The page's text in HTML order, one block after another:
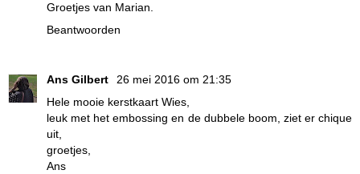
Groetjes van Marian.
Beantwoorden
Ans Gilbert
26 mei 2016 om 21:35
Hele mooie kerstkaart Wies,
leuk met het embossing en de dubbele boom, ziet er chique
uit,
groetjes,
Ans